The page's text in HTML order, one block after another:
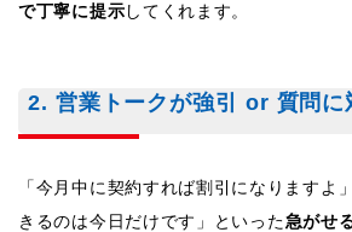
で丁寧に提示してくれます。
2. 営業トークが強引 or 質問に
「今月中に契約すれば割引になりますよ
きるのは今日だけです」といった急がせ